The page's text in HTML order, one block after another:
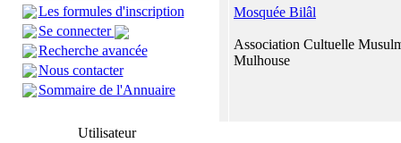
Les formules d'inscription
Se connecter
Recherche avancée
Nous contacter
Sommaire de l'Annuaire
Utilisateur
Mosquée Bilâl
Association Cultuelle
Mulhouse